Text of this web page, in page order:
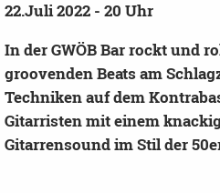
22.Juli 2022 - 20 Uhr
In der GWÖB Bar rockt und
groovenden Beats am
Techniken auf dem
Gitarristen mit einem
Gitarrensound im Stil der